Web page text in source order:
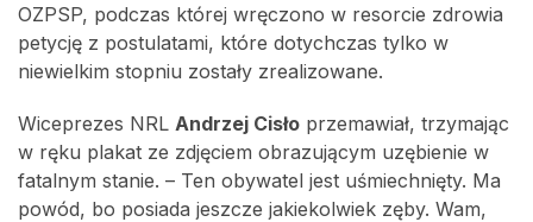
OZPSP, podczas której wręczono w resorcie zdrowia
petycję z postulatami, które dotychczas tylko w
niewielkim stopniu zostały zrealizowane.
Wiceprezes NRL Andrzej Cisło przemawiał, trzymając
w ręku plakat ze zdjęciem obrazującym uzębienie w
fatalnym stanie. – Ten obywatel jest uśmiechnięty. Ma
powód, bo posiada jeszcze jakiekolwiek zęby. Wam,